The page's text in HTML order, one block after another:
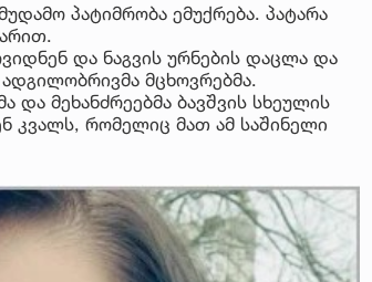
პატიმრობა ემუქრება. პატარა
და ნაგვის ურნების დაცლა და
მცხოვრებმა.
მეხანძრეებმა ბავშვის სხეულის
კვალს, რომელიც მათ ამ საშინელი